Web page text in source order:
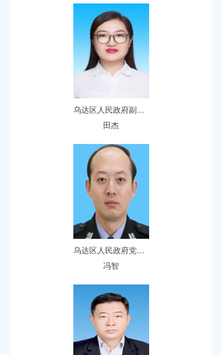
乌达区人民政府副区长
田杰
乌达区人民政府党组成员、副区长
冯智